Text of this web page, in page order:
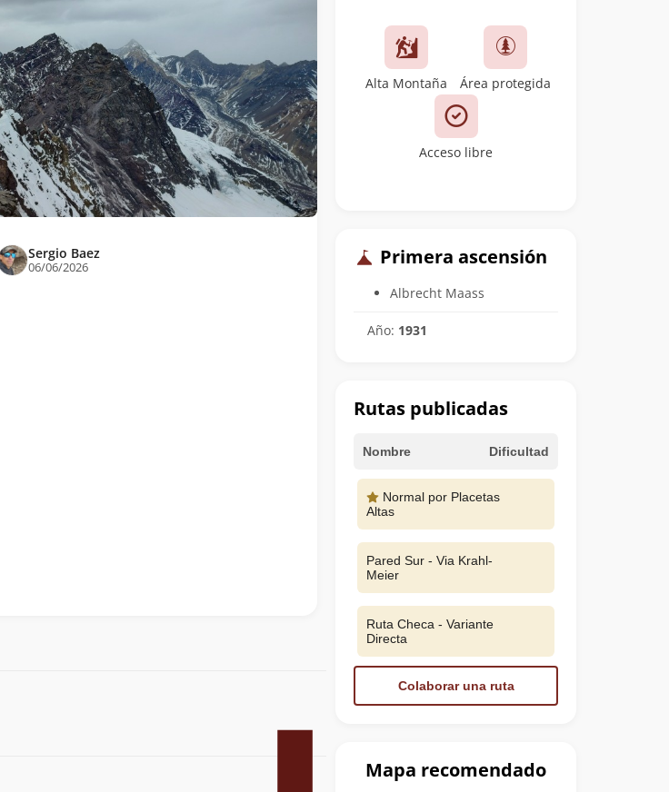
Alta Montaña Área protegida
Acceso libre
Primera ascensión
Albrecht Maass
Año: 1931
Rutas publicadas
Nombre Dificultad
Normal por Placetas
Altas
Pared Sur - Via Krahl-
Meier
Ruta Checa - Variante
Directa
Colaborar una ruta
Mapa recomendado
Sergio Baez
06/06/2026